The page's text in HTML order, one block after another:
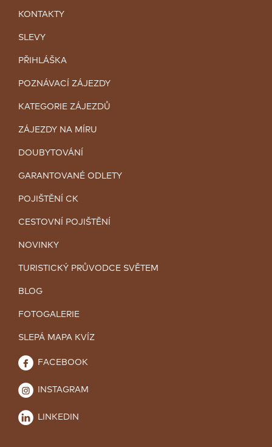
KONTAKTY
SLEVY
PŘIHLÁŠKA
POZNÁVACÍ ZÁJEZDY
KATEGORIE ZÁJEZDŮ
ZÁJEZDY NA MÍRU
DOUBYTOVÁNÍ
GARANTOVANÉ ODLETY
POJIŠTĚNÍ CK
CESTOVNÍ POJIŠTĚNÍ
NOVINKY
TURISTICKÝ PRŮVODCE SVĚTEM
BLOG
FOTOGALERIE
SLEPÁ MAPA KVÍZ
FACEBOOK
INSTAGRAM
LINKEDIN